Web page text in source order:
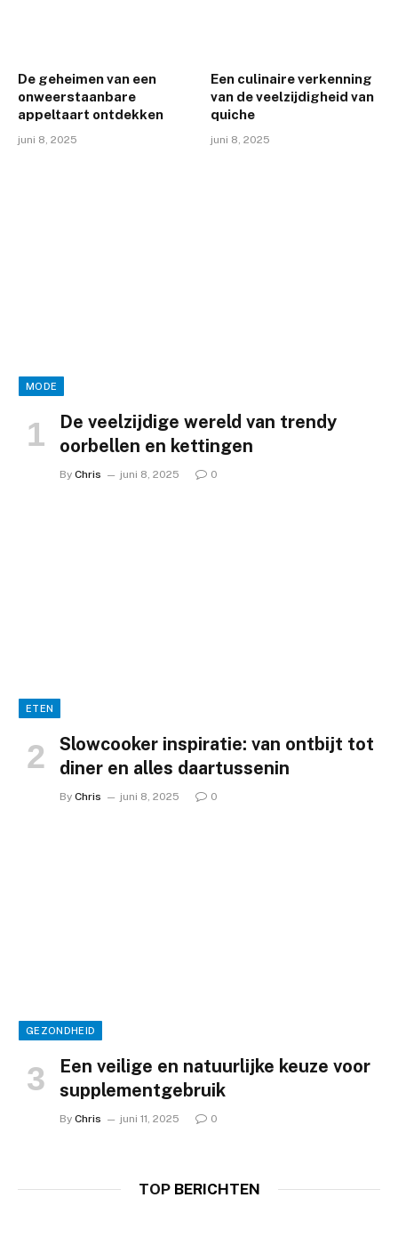
De geheimen van een
onweerstaanbare
appeltaart ontdekken
juni 8, 2025
Een culinaire verkenning
van de veelzijdigheid van
quiche
juni 8, 2025
MODE
De veelzijdige wereld van trendy
oorbellen en kettingen
By Chris juni 8, 2025 0
ETEN
Slowcooker inspiratie: van ontbijt tot
diner en alles daartussenin
By Chris juni 8, 2025 0
GEZONDHEID
Een veilige en natuurlijke keuze voor
supplementgebruik
By Chris juni 11, 2025 0
TOPBERICHTEN